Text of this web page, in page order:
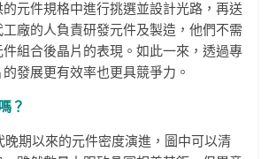
元件規格中進行挑選並設計光路，再送
工廠的人負責研發元件及製造，他們不需
組合後晶片的表現。如此一來，透過專
發展更有效率也更具競爭力。
？
晚期以來的元件密度演進，圖中可以清